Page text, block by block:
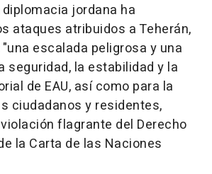
jordana ha
ataques atribuidos a Teherán,
escalada peligrosa y una
seguridad, la estabilidad y la
de EAU, así como para la
ciudadanos y residentes,
flagrante del Derecho
la Carta de las Naciones